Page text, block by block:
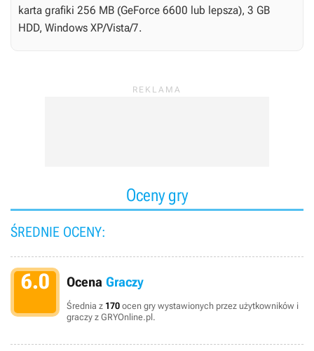
karta grafiki 256 MB (GeForce 6600 lub lepsza), 3 GB
HDD, Windows XP/Vista/7.
Oceny gry
ŚREDNIE OCENY:
6.0 Ocena Graczy
Średnia z 170 ocen gry wystawionych przez użytkowników i
graczy z GRYOnline.pl.